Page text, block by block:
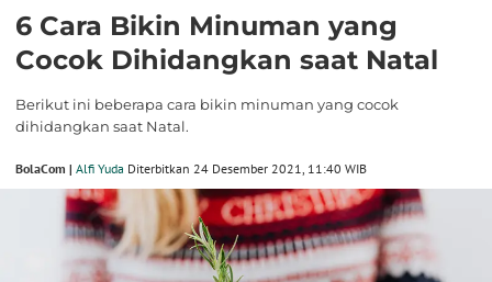
6 Cara Bikin Minuman yang
Cocok Dihidangkan saat Natal
Berikut ini beberapa cara bikin minuman yang cocok
dihidangkan saat Natal.
BolaCom | Alfi Yuda Diterbitkan 24 Desember 2021, 11:40 WIB